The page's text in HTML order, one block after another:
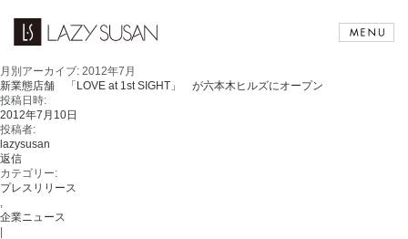
月別アーカイブ: 2012年7月
新業態店舗 「LOVE at 1st SIGHT」 が六本木ヒルズにオープン
投稿日時:
2012年7月10日
投稿者:
lazysusan
返信
カテゴリー:
プレスリリース
,
企業ニュース